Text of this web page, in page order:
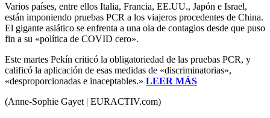
Varios países, entre ellos Italia, Francia, EE.UU., Japón e Israel,
están imponiendo pruebas PCR a los viajeros procedentes de China.
El gigante asiático se enfrenta a una ola de contagios desde que puso
fin a su «política de COVID cero».
Este martes Pekín criticó la obligatoriedad de las pruebas PCR, y
calificó la aplicación de esas medidas de «discriminatorias»,
«desproporcionadas e inaceptables.» LEER MÁS
(Anne-Sophie Gayet | EURACTIV.com)